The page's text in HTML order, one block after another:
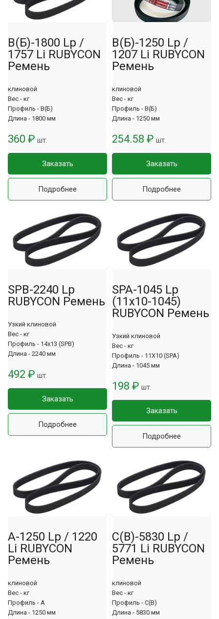
В(Б)-1800 Lp /
1757 Li RUBYCON
Ремень
клиновой
Вес - кг
Профиль - В(Б)
Длина - 1800 мм
360 ₽ шт.
Заказать
Подробнее
В(Б)-1250 Lp /
1207 Li RUBYCON
Ремень
клиновой
Вес - кг
Профиль - В(Б)
Длина - 1250 мм
254.58 ₽ шт.
Заказать
Подробнее
SPB-2240 Lp
RUBYCON Ремень
Узкий клиновой
Вес - кг
Профиль - 14x13 (SPB)
Длина - 2240 мм
492 ₽ шт.
Заказать
Подробнее
SPA-1045 Lp
(11x10-1045)
RUBYCON Ремень
Узкий клиновой
Вес - кг
Профиль - 11X10 (SPA)
Длина - 1045 мм
198 ₽ шт.
Заказать
Подробнее
A-1250 Lp / 1220
Li RUBYCON
Ремень
клиновой
Вес - кг
Профиль - А
Длина - 1250 мм
С(В)-5830 Lp /
5771 Li RUBYCON
Ремень
клиновой
Вес - кг
Профиль - С(В)
Длина - 5830 мм